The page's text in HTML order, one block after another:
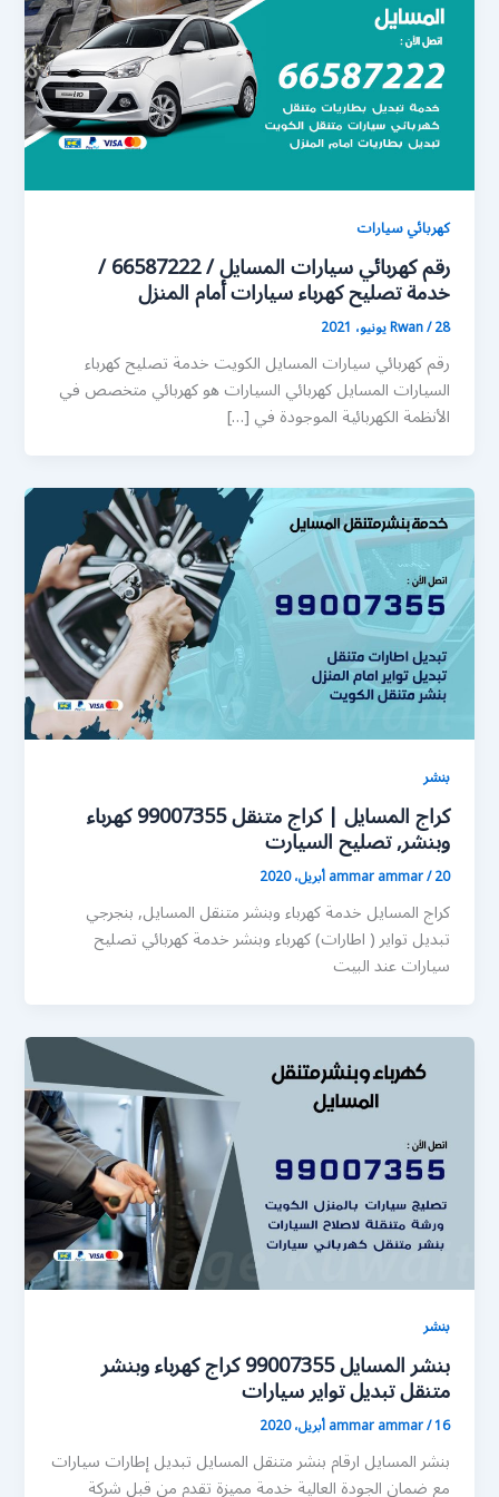
كهربائي سيارات
رقم كهربائي سيارات المسايل / 66587222 /
خدمة تصليح كهرباء سيارات أمام المنزل
Rwan/28 يونيو، 2021
رقم كهربائي سيارات المسايل الكويت خدمة تصليح كهرباء
السيارات المسايل كهربائي السيارات هو كهربائي متخصص في
الأنظمة الكهربائية الموجودة في […]
بنشر
كراج المسايل | كراج متنقل 99007355 كهرباء
وبنشر, تصليح السيارت
ammar ammar/20 أبريل، 2020
كراج المسايل خدمة كهرباء وبنشر متنقل المسايل, بنجرجي
تبديل تواير ( اطارات) كهرباء وبنشر خدمة كهربائي تصليح
سيارات عند البيت
بنشر
بنشر المسايل 99007355 كراج كهرباء وبنشر
متنقل تبديل تواير سيارات
ammar ammar/16 أبريل، 2020
بنشر المسايل ارقام بنشر متنقل المسايل تبديل إطارات سيارات
مع ضمان الجودة العالية خدمة مميزة تقدم من قبل شركة